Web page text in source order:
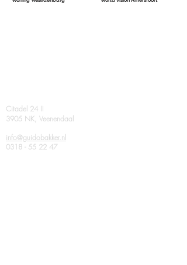
Citadel 24 II
3905 NK, Veenendaal
info@guidobakker.nl
0318 - 55 22 47